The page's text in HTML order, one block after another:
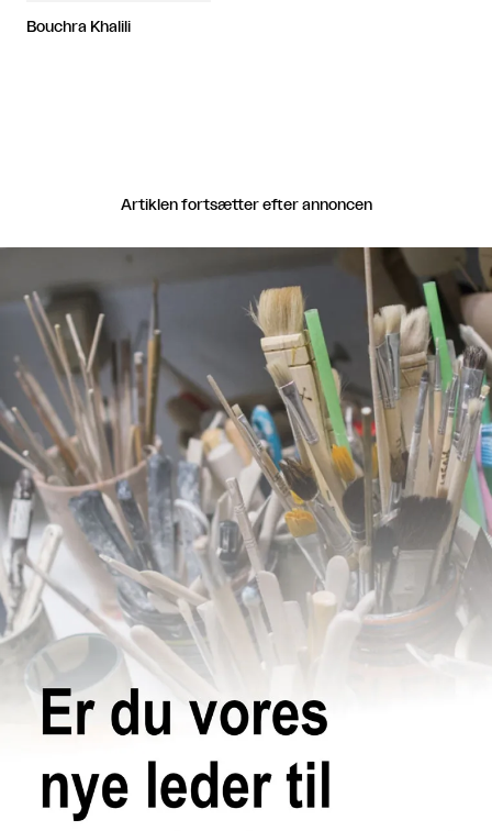
Bouchra Khalili
Artiklen fortsætter efter annoncen